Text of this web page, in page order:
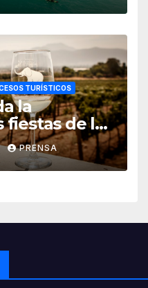
TURÍSTICOS
la
fiestas de la
PRENSA